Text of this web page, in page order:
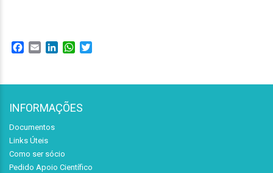
Facebook
Email LinkedInWhatsApp
INFORMAÇÕES
Documentos
Links Úteis
Como ser sócio
Pedido Apoio Científico